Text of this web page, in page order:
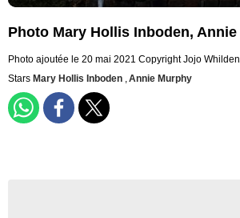
Photo Mary Hollis Inboden,
Photo ajoutée le 20 mai 2021 Copyright Jojo
Stars Mary Hollis Inboden ,Annie Murphy